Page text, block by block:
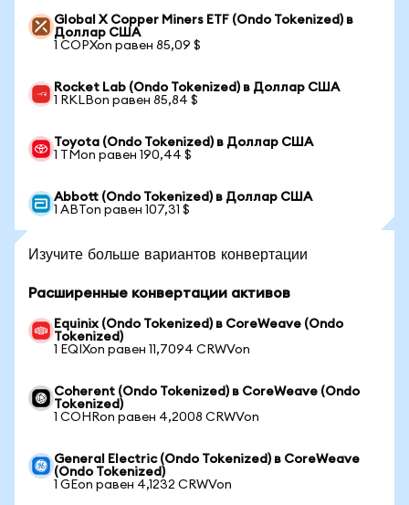
Global X Copper Miners ETF (Ondo Tokenized) в
Доллар США
1 COPXon равен 85,09 $
Rocket Lab (Ondo Tokenized) в Доллар США
1 RKLBon равен 85,84 $
Toyota (Ondo Tokenized) в Доллар США
1 TMon равен 190,44 $
Abbott (Ondo Tokenized) в Доллар США
1 ABTon равен 107,31 $
Изучите больше вариантов конвертации
Расширенные конвертации активов
Equinix (Ondo Tokenized) в CoreWeave (Ondo
Tokenized)
1 EQIXon равен 11,7094 CRWVon
Coherent (Ondo Tokenized) в CoreWeave (Ondo
Tokenized)
1 COHRon равен 4,2008 CRWVon
General Electric (Ondo Tokenized) в CoreWeave
(Ondo Tokenized)
1 GEon равен 4,1232 CRWVon